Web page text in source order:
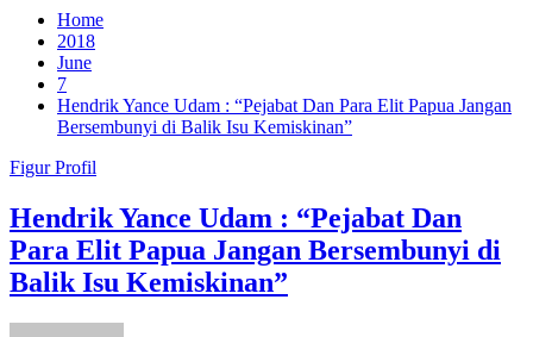
Home
2018
June
7
Hendrik Yance Udam : “Pejabat Dan Para Elit Papua Jangan
Bersembunyi di Balik Isu Kemiskinan”
FigurProfil
Hendrik Yance Udam : “Pejabat Dan
Para Elit Papua Jangan Bersembunyi di
Balik Isu Kemiskinan”